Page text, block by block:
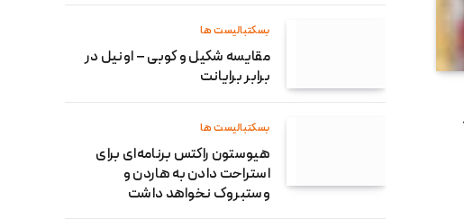
بسکتبالیست ها
مقایسه شکیل و کوبی – اونیل در
برابر برایانت
بسکتبالیست ها
هیوستون راکتس برنامه‌ای برای
استراحت دادن به هاردن و
وستبروک نخواهد داشت